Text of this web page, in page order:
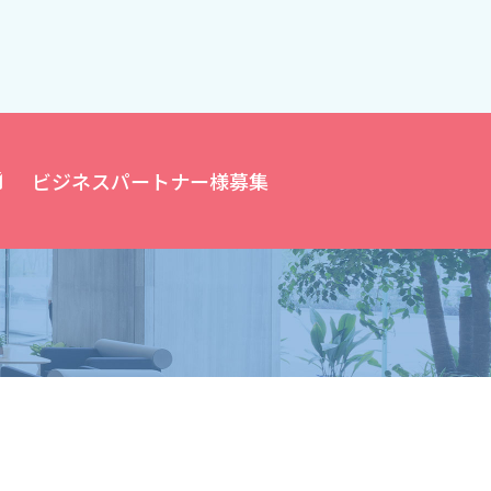
ビジネスパートナー様募集